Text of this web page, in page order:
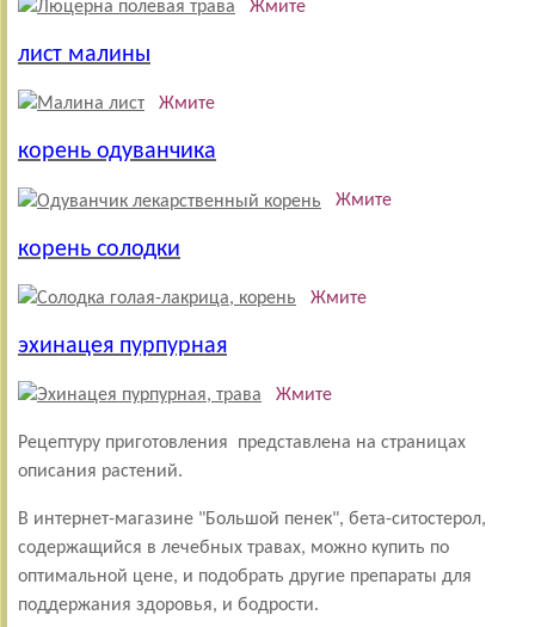
Жмите
лист малины
Жмите
корень одуванчика
Жмите
корень солодки
Жмите
эхинацея пурпурная
Жмите
Рецептуру приготовления представлена на страницах
описания растений.
В интернет-магазине "Большой пенек", бета-ситостерол,
содержащийся в лечебных травах, можно купить по
оптимальной цене, и подобрать другие препараты для
поддержания здоровья, и бодрости.